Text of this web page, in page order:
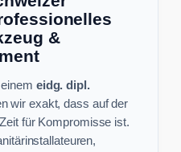
&
eidg. dipl.
wir exakt, dass auf der
für Kompromisse ist.